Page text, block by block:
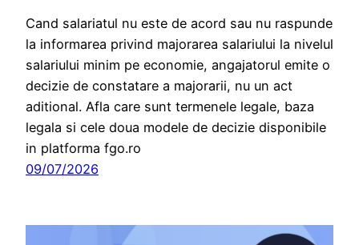
Cand salariatul nu este de acord sau nu raspunde
la informarea privind majorarea salariului la nivelul
salariului minim pe economie, angajatorul emite o
decizie de constatare a majorarii, nu un act
aditional. Afla care sunt termenele legale, baza
legala si cele doua modele de decizie disponibile
in platforma fgo.ro
09/07/2026